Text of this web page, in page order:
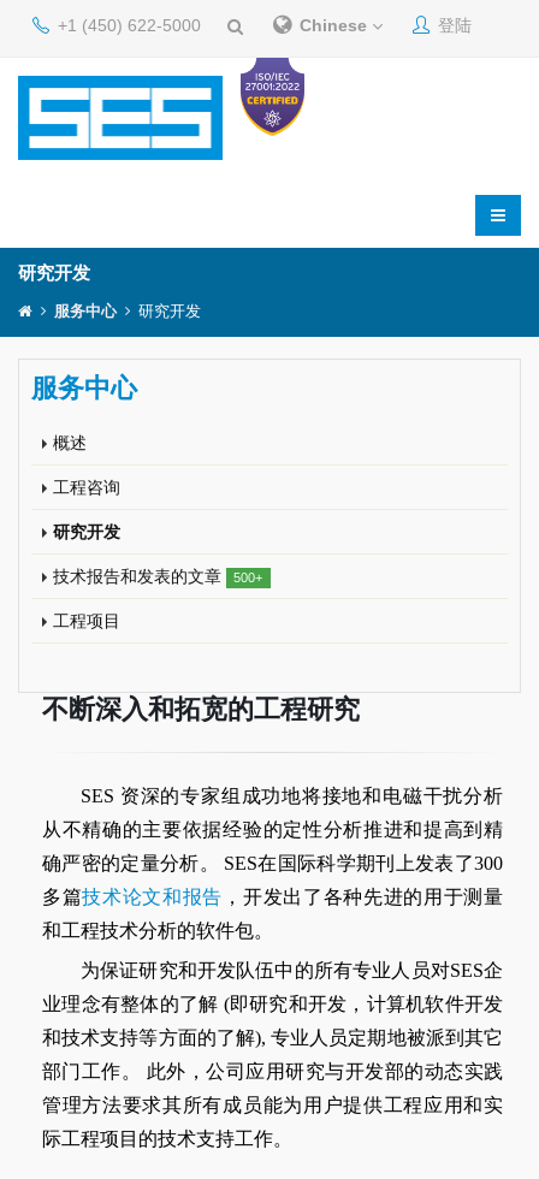
+1 (450) 622-5000 Chinese 登陆
研究开发
服务中心 研究开发
服务中心
概述
工程咨询
研究开发
技术报告和发表的文章 500+
工程项目
不断深入和拓宽的工程研究
SES 资深的专家组成功地将接地和电磁干扰分析
从不精确的主要依据经验的定性分析推进和提高到精
确严密的定量分析。 SES在国际科学期刊上发表了300
多篇技术论文和报告 ，开发出了各种先进的用于测量
和工程技术分析的软件包。
为保证研究和开发队伍中的所有专业人员对SES企
业理念有整体的了解 (即研究和开发，计算机软件开发
和技术支持等方面的了解), 专业人员定期地被派到其它
部门工作。 此外，公司应用研究与开发部的动态实践
管理方法要求其所有成员能为用户提供工程应用和实
际工程项目的技术支持工作。